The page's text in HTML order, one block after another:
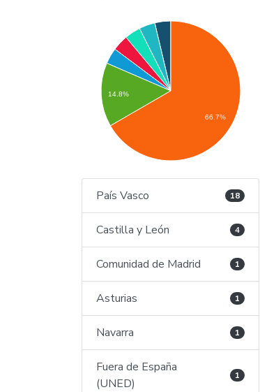
14.8%
66.7%
País Vasco 18
Castilla y León 4
Comunidad de Madrid 1
Asturias 1
Navarra 1
Fuera de España
(UNED)
1